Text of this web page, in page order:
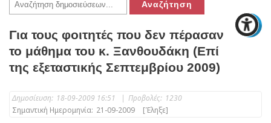
Για τους φοιτητές που δεν πέρασαν
το μάθημα του κ. Ξανθουδάκη (Επί
της εξεταστικής Σεπτεμβρίου 2009)
Δημοσίευση: 18-09-2009 16:51 | Προβολές: 1230
Σημαντική Ημερομηνία: 21-09-2009 [Έληξε]